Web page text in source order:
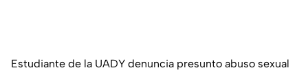
Estudiante de la UADY denuncia presunto abuso sexual